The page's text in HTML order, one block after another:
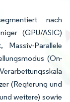
nach
(GPU/ASIC)
Parallele
(On-
(Regierung und
weitere) sowie